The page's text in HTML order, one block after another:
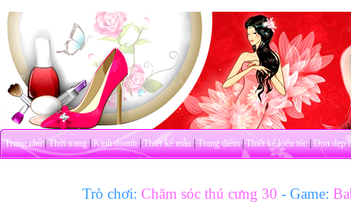
Trang chủ|Thời trang|Kinh doanh|Thiết kế mẫu|Trang điểm|Thiết kế kiểu tóc|Dọn dẹp
Trò chơi: Chăm sóc thú cưng 30- Game: